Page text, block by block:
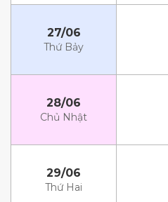
27/06
Thứ Bảy
28/06
Chủ Nhật
29/06
Thứ Hai